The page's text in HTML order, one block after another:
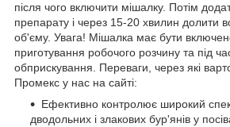
після чого включити мішалку. Потім
препарату і через 15-20 хвилин долити
об'єму. Увага! Мішалка має бути
приготування робочого розчину та під
обприскування. Переваги, через які
Промекс у нас на сайті:
Ефективно контролює широкий
дводольних і злакових бур'янів у